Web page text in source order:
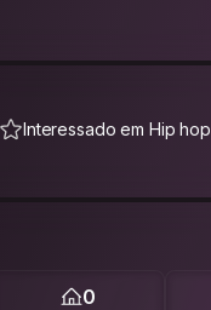
Interessado em Hip hop
0